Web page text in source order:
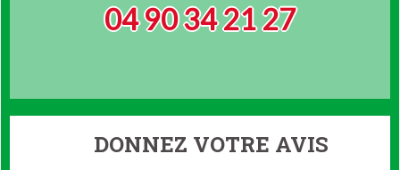
04 90 34 21 27
DONNEZ VOTRE AVIS